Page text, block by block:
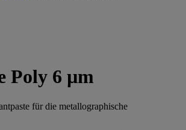
Poly 6 µm
für die metallographische